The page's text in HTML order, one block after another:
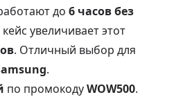
до 6 часов без
кейс увеличивает этот
. Отличный выбор для
.
по промокодуWOW500.